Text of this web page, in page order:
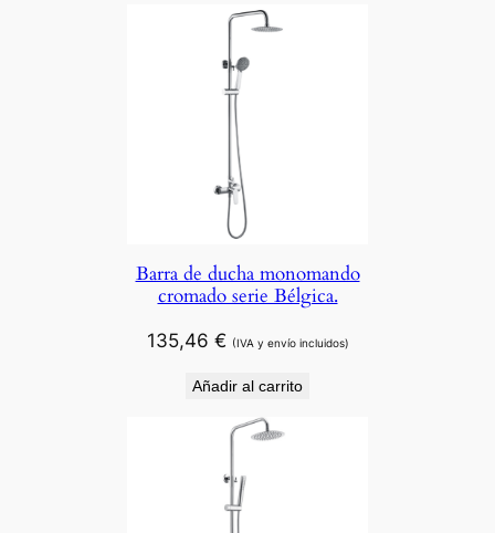
Barra de ducha monomando
cromado serie Bélgica.
135,46 € (IVA y envío incluidos)
Añadir al carrito